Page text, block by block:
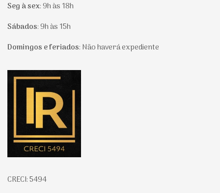
Seg à sex:9h às 18h
Sábados:9h às 15h
Domingos e feriados: Não haverá expediente
Página inicial
CRECI: 5494